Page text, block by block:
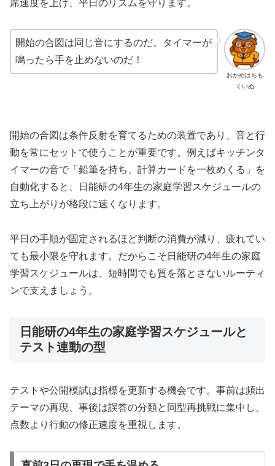
席速度を上げ、平日のリズムを守ります。
おかめはちも
くいぬ
開始の合図は同じ音にするのだ。タイマーが
鳴ったら手を止めないのだ！
開始の合図は条件反射を育てるための装置であり、音と行
動を常にセットで使うことが重要です。例えばキッチンタ
イマーの音で「鉛筆を持ち、計算カードを一枚めくる」を
自動化すると、日能研の4年生の家庭学習スケジュールの
立ち上がりが格段に速くなります。
平日の手順が固定されるほど判断の消費が減り、疲れてい
ても最小限を守れます。だからこそ日能研の4年生の家庭
学習スケジュールは、短時間でも質を落とさないルーティ
ンで支えましょう。
日能研の4年生の家庭学習スケジュールと
テスト連動の型
テストや公開模試は指標を更新する機会です。事前は頻出
テーマの再現、事後は誤答の分類と同型再挑戦に集中し、
点数より行動の修正速度を重視します。